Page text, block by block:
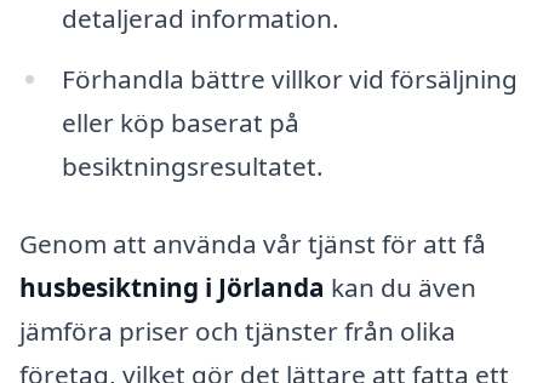
detaljerad information.
Förhandla bättre villkor vid försäljning
eller köp baserat på
besiktningsresultatet.
Genom att använda vår tjänst för att få
husbesiktning i Jörlanda kan du även
jämföra priser och tjänster från olika
företag, vilket gör det lättare att fatta ett